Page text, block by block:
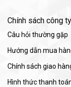
Chính sách công ty
Câu hỏi thường gặp
Hướng dẫn mua
Chính sách giao
Hình thức thanh